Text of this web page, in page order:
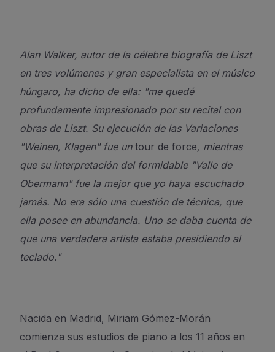
Alan Walker, autor de la célebre biografía de Liszt
en tres volúmenes y gran especialista en el músico
húngaro, ha dicho de ella: "me quedé
profundamente impresionado por su recital con
obras de Liszt. Su ejecución de las Variaciones
"Weinen, Klagen" fue un tour de force, mientras
que su interpretación del formidable "Valle de
Obermann" fue la mejor que yo haya escuchado
jamás. No era sólo una cuestión de técnica, que
ella posee en abundancia. Uno se daba cuenta de
que una verdadera artista estaba presidiendo al
teclado."
Nacida en Madrid, Miriam Gómez-Morán
comienza sus estudios de piano a los 11 años en